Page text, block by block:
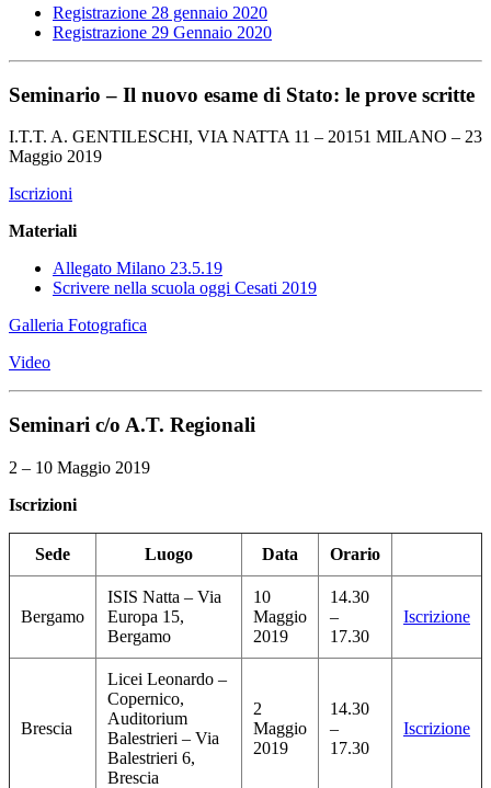
Registrazione 28 gennaio 2020
Registrazione 29 Gennaio 2020
Seminario – Il nuovo esame di Stato: le prove scritte
I.T.T. A. GENTILESCHI, VIA NATTA 11 – 20151 MILANO – 23
Maggio 2019
Iscrizioni
Materiali
Allegato Milano 23.5.19
Scrivere nella scuola oggi Cesati 2019
Galleria Fotografica
Video
Seminari c/o A.T. Regionali
2 – 10 Maggio 2019
Iscrizioni
Sede Luogo Data Orario
Bergamo
ISIS Natta – Via
Europa 15,
Bergamo
10
Maggio
2019
14.30
–
17.30
Iscrizione
Brescia
Licei Leonardo –
Copernico,
Auditorium
Balestrieri – Via
Balestrieri 6,
Brescia
2
Maggio
2019
14.30
–
17.30
Iscrizione